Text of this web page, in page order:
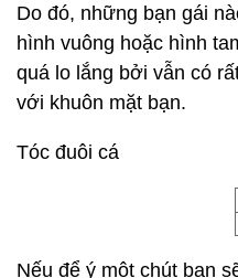
Do đó, những bạn gái
hình vuông hoặc hình
quá lo lắng bởi vẫn có
với khuôn mặt bạn.
Tóc đuôi cá
Nếu để ý một chút bạn